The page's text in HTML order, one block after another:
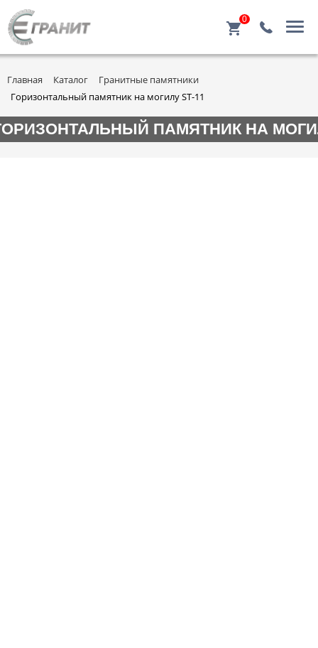
0
Главная Каталог
Гранитные памятники
Горизонтальный памятник на могилу ST-11
ПАМЯТНИК НА